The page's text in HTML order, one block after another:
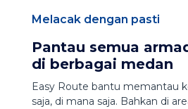
Melacak dengan pasti
Pantau semua
di berbagai medan
Easy Route bantu memantau
saja, di mana saja. Bahkan di